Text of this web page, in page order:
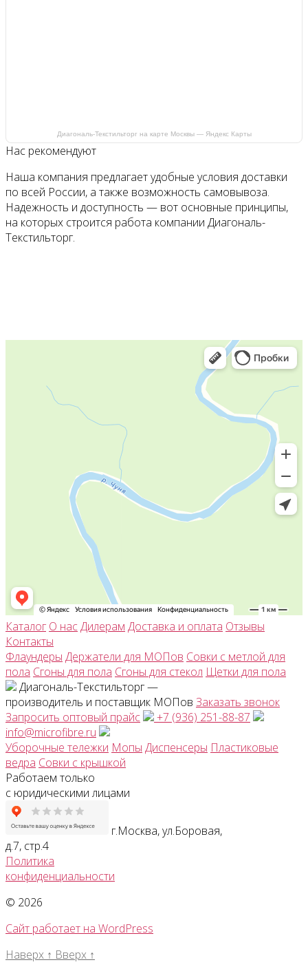
Диагональ-Текстильторг на карте Москвы — Яндекс Карты
Нас рекомендуют
Наша компания предлагает удобные условия доставки
по всей России, а также возможность самовывоза.
Надежность и доступность — вот основные принципы,
на которых строится работа компании Диагональ-
Текстильторг.
Каталог О насДилерам Доставка и оплата Отзывы
Контакты
Флаундеры Держатели для МОПов Совки с метлой для
пола Сгоны для пола Сгоны для стекол Щетки для пола
Диагональ-Текстильторг —
производитель и поставщик МОПов Заказать звонок
Запросить оптовый прайс
+7 (936) 251-88-87
info@microfibre.ru
Уборочные тележки Мопы Диспенсеры Пластиковые
ведра Совки с крышкой
Работаем только
с юридическими лицами
г.Москва, ул.Боровая,
д.7, стр.4
Политика
конфиденциальности
© 2026
Сайт работает на WordPress
Наверх ↑ Вверх ↑